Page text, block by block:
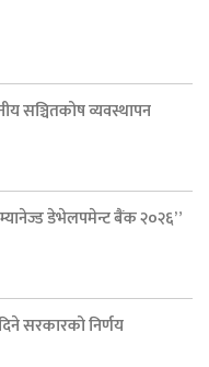
सञ्चितकोष व्यवस्थापन
डेभेलपमेन्ट बैंक २०२६”
सरकारको निर्णय